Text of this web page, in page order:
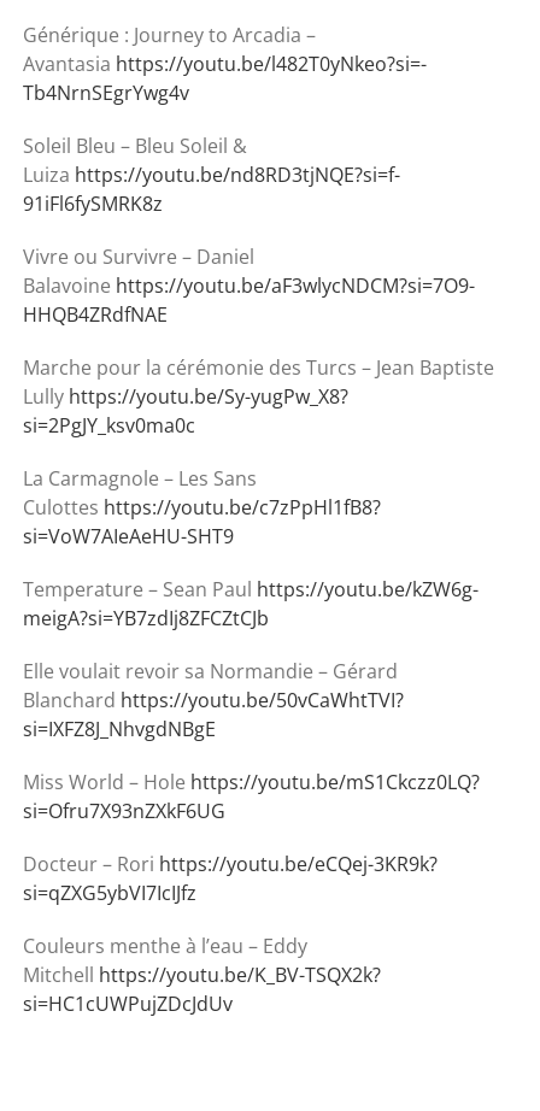
Générique : Journey to Arcadia –
Avantasia https://youtu.be/l482T0yNkeo?si=-
Tb4NrnSEgrYwg4v
Soleil Bleu – Bleu Soleil &
Luiza https://youtu.be/nd8RD3tjNQE?si=f-
91iFl6fySMRK8z
Vivre ou Survivre – Daniel
Balavoine https://youtu.be/aF3wlycNDCM?si=7O9-
HHQB4ZRdfNAE
Marche pour la cérémonie des Turcs – Jean Baptiste
Lully https://youtu.be/Sy-yugPw_X8?
si=2PgJY_ksv0ma0c
La Carmagnole – Les Sans
Culottes https://youtu.be/c7zPpHl1fB8?
si=VoW7AIeAeHU-SHT9
Temperature – Sean Paul https://youtu.be/kZW6g-
meigA?si=YB7zdIj8ZFCZtCJb
Elle voulait revoir sa Normandie – Gérard
Blanchard https://youtu.be/50vCaWhtTVI?
si=IXFZ8J_NhvgdNBgE
Miss World – Hole https://youtu.be/mS1Ckczz0LQ?
si=Ofru7X93nZXkF6UG
Docteur – Rori https://youtu.be/eCQej-3KR9k?
si=qZXG5ybVI7IcIJfz
Couleurs menthe à l’eau – Eddy
Mitchell https://youtu.be/K_BV-TSQX2k?
si=HC1cUWPujZDcJdUv